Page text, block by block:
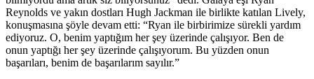
Reynolds ve yakın dostları Hugh Jackman ile birlikte katılan Lively,
konuşmasına şöyle devam etti: “Ryan ile birbirimize sürekli yardım
ediyoruz. O, benim yaptığım her şey üzerinde çalışıyor. Ben de
onun yaptığı her şey üzerinde çalışıyorum. Bu yüzden onun
başarıları, benim de başarılarım sayılır.”